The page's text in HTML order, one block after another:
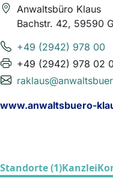
Anwaltsbüro Klaus
Bachstr. 42, 59590
+49 (2942) 978 00
+49 (2942) 978 02
www.anwaltsbuero-
Standorte (1)Kanzlei